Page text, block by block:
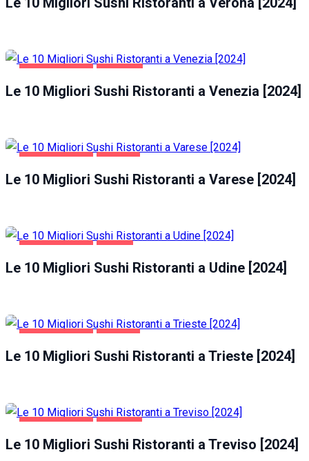
GASTRONOMIA VENEZIA
Le 10 Migliori Sushi Ristoranti a Venezia [2024]
GASTRONOMIA VARESE
Le 10 Migliori Sushi Ristoranti a Varese [2024]
GASTRONOMIA UDINE
Le 10 Migliori Sushi Ristoranti a Udine [2024]
GASTRONOMIA TRIESTE
Le 10 Migliori Sushi Ristoranti a Trieste [2024]
GASTRONOMIA TREVISO
Le 10 Migliori Sushi Ristoranti a Treviso [2024]